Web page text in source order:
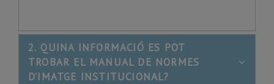
2. QUINA INFORMACIÓ ES POT
TROBAR EL MANUAL DE NORMES
D’IMATGE INSTITUCIONAL?